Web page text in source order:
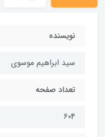
نویسنده
سید ابراهیم موسوی
تعداد صفحه
604